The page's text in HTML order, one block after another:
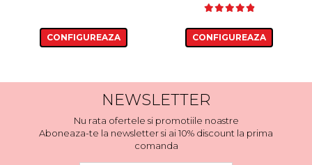
CONFIGUREAZA CONFIGUREAZA
NEWSLETTER
Nu rata ofertele si promotiile noastre
Aboneaza-te la newsletter si ai 10% discount la prima
comanda